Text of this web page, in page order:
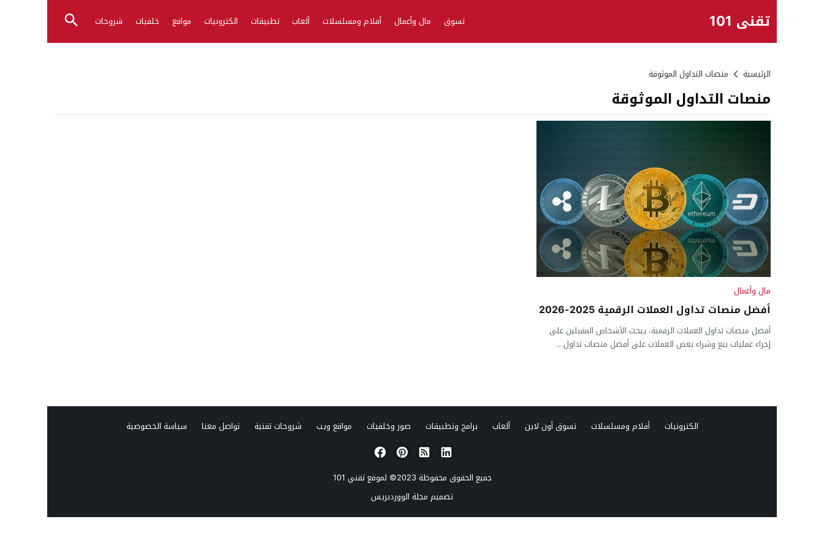
تقني 101 تسوق مال وأعمال أفلام ومسلسلات ألعاب تطبيقات الكترونيات مواقع خلفيات شروحات
الرئيسية منصات التداول الموثوقة
منصات التداول الموثوقة
مال وأعمال
أفضل منصات تداول العملات الرقمية 2025-2026
أفضل منصات تداول العملات الرقمية، يبحث الأشخاص المقبلين على
إجراء عمليات بيع وشراء بعض العملات على أفضل منصات تداول...
الكترونيات أفلام ومسلسلات تسوق أون لاين ألعاب برامج وتطبيقات صور وخلفيات مواقع ويب شروحات تقنية تواصل معنا سياسة الخصوصية
جميع الحقوق محفوظة 2023© لموقع
تقني 101
تصميم مجلة الووردبريس